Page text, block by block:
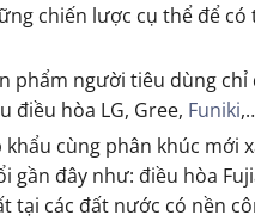
chiến lược cụ thể để
người tiêu dùng chỉ
điều hòa LG, Gree, Funiki
cùng phân khúc mới
đây như: điều hòa
các đất nước có nền